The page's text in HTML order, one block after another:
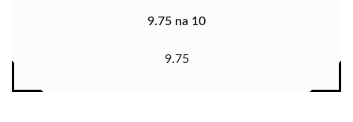
9.75 na 10
9.75